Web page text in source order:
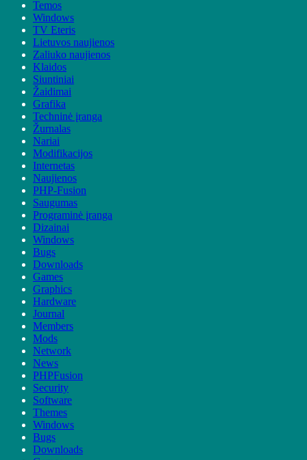
Temos
Windows
TV Eteris
Lietuvos naujienos
Zaliuko naujienos
Klaidos
Siuntiniai
Žaidimai
Grafika
Techninė įranga
Žurnalas
Nariai
Modifikacijos
Internetas
Naujienos
PHP-Fusion
Saugumas
Programinė įranga
Dizainai
Windows
Bugs
Downloads
Games
Graphics
Hardware
Journal
Members
Mods
Network
News
PHPFusion
Security
Software
Themes
Windows
Bugs
Downloads